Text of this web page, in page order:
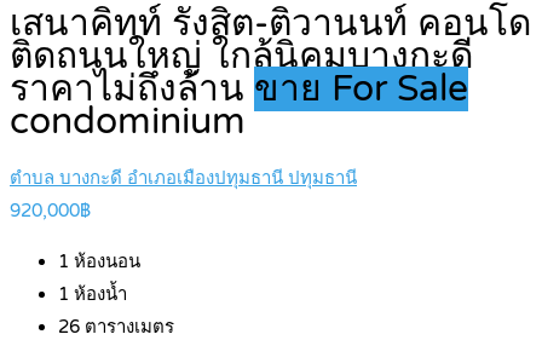
เสนาคิทท์ รังสิต-ติวานนท์ คอนโด
ติดถนนใหญ่ ใกล้นิคมบางกะดี
ราคาไม่ถึงล้าน ขาย For Sale
condominium
ตำบล บางกะดี อำเภอเมืองปทุมธานี ปทุมธานี
920,000฿
1 ห้องนอน
1 ห้องน้ำ
26 ตารางเมตร